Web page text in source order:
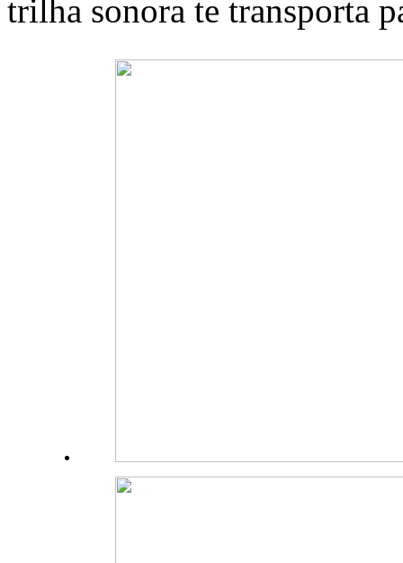
trilha sonora te transporta